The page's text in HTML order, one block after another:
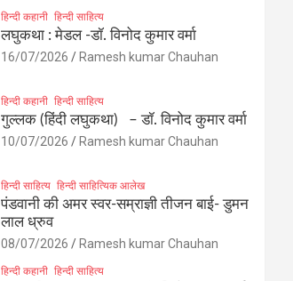
हिन्दी कहानी हिन्दी साहित्य
लघुकथा : मेडल -डॉ. विनोद कुमार वर्मा
16/07/2026 Ramesh kumar Chauhan
हिन्दी कहानी हिन्दी साहित्य
गुल्लक (हिंदी लघुकथा) – डॉ. विनोद कुमार वर्मा
10/07/2026 Ramesh kumar Chauhan
हिन्दी साहित्य हिन्दी साहित्यिक आलेख
पंडवानी की अमर स्वर-सम्राज्ञी तीजन बाई- डुमन
लाल ध्रुव
08/07/2026 Ramesh kumar Chauhan
हिन्दी कहानी हिन्दी साहित्य